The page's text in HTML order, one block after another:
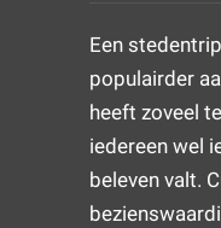
Een
populairder
heeft zoveel
iedereen wel
beleven valt.